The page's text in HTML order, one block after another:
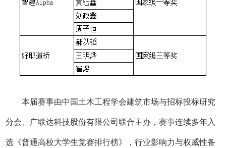
本届赛事由中国土木工程学会建筑市场与招标投标研究
分会、广联达科技股份有限公司联合主办，赛事连续多年入
选《普通高校大学生竞赛排行榜》，行业影响力与权威性备